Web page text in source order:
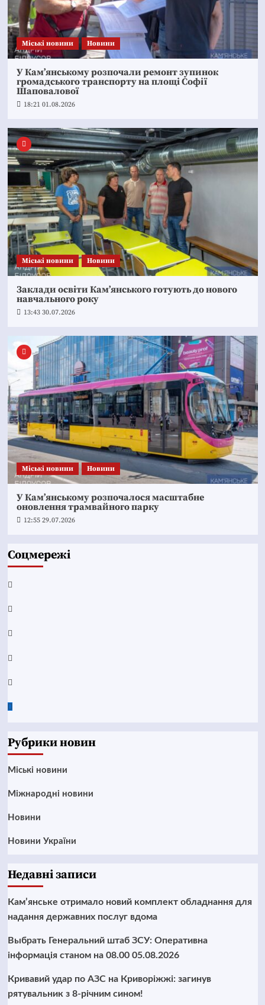
Mіські новини Новини
У Кам’янському розпочали ремонт зупинок
громадського транспорту на площі Софії
Шаповалової
18:21 01.08.2026
Mіські новини Новини
Заклади освіти Кам’янського готують до нового
навчального року
13:43 30.07.2026
Mіські новини Новини
У Кам’янському розпочалося масштабне
оновлення трамвайного парку
12:55 29.07.2026
Соцмережі
Facebook
YouTube
Telegram
Instagram
Twitter
Google
Рубрики новин
Mіські новини
Міжнародні новини
Новини
Новини України
Недавні записи
Кам’янське отримало новий комплект обладнання для
надання державних послуг вдома
Выбрать Генеральний штаб ЗСУ: Оперативна
інформація станом на 08.00 05.08.2026
Кривавий удар по АЗС на Криворіжжі: загинув
рятувальник з 8-річним сином!